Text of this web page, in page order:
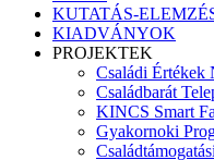
KUTATÁS-
KIADVÁNYOK
PROJEKTEK
Családi Értékek
Családbarát
KINCS Smart
Gyakornoki